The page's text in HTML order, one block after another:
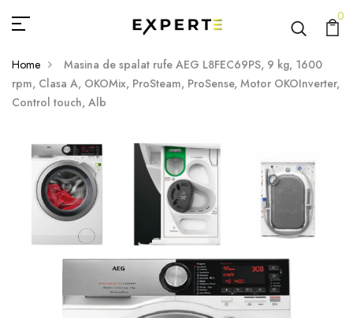
0
Home
Masina de spalat rufe AEG L8FEC69PS, 9 kg, 1600
rpm, Clasa A, OKOMix, ProSteam, ProSense, Motor OKOInverter,
Control touch, Alb